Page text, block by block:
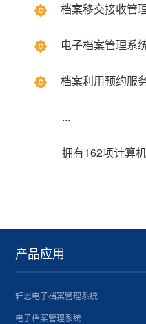
档案移交接收管
电子档案管理系
档案利用预约服
...
拥有162项计算
产品应用
轩恩电子档案管理系统
电子档案管理系统